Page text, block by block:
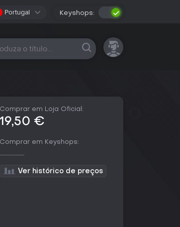
Portugal Keyshops:
as plataformas
Comprar em Loja Oficial:
19,50 €
Comprar em Keyshops:
Ver histórico de preços